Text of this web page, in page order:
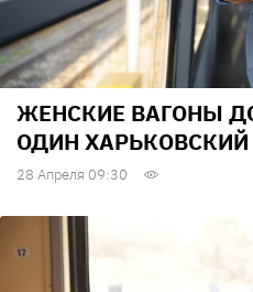
ЖЕНСКИЕ ВАГОНЫ
ОДИН
28 Апреля 09:30